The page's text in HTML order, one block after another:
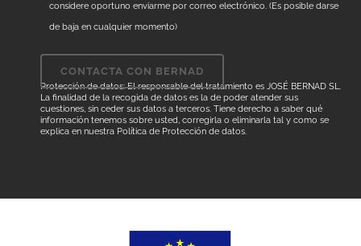
considere oportuno enviarme por correo electrónico. (Es posible darse
de baja en cualquier momento)
Protección de datos: El responsable del tratamiento es JOSÉ BERNAD SL.
La finalidad de la recogida de datos es la de poder atender sus
cuestiones, sin ceder sus datos a terceros. Tiene derecho a saber qué
información tenemos sobre usted, corregirla o eliminarla tal y como se
explica en nuestra Política de Protección de datos